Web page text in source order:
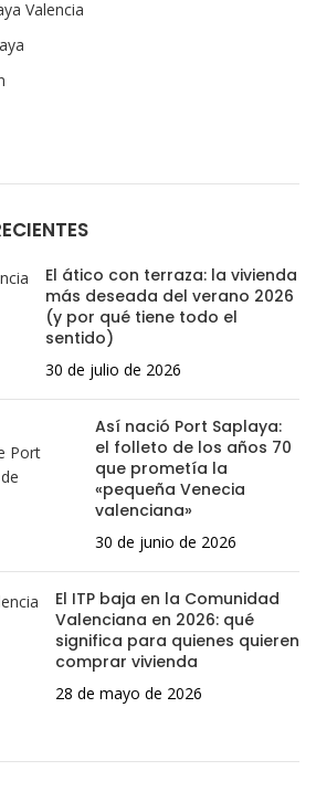
Valencia
El ático con terraza: la vivienda
más deseada del verano 2026
(y por qué tiene todo el
sentido)
30 de julio de 2026
Así nació Port Saplaya:
el folleto de los años 70
que prometía la
«pequeña Venecia
valenciana»
30 de junio de 2026
El ITP baja en la Comunidad
Valenciana en 2026: qué
significa para quienes quieren
comprar vivienda
28 de mayo de 2026